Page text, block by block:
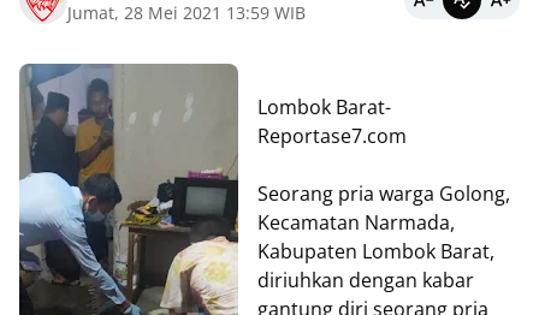
Jumat, 28 Mei 2021 13:59 WIB
Lombok Barat-
Reportase7.com
Seorang pria warga Golong,
Kecamatan Narmada,
Kabupaten Lombok Barat,
diriuhkan dengan kabar
gantung diri seorang pria